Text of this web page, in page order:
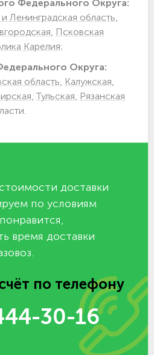
Федерального Округа:
Ленинградская область,
Псковская
Карелия;
Округа:
область, Калужская,
Тульская, Рязанская
доставки
по условиям
время доставки
по телефону
30-16